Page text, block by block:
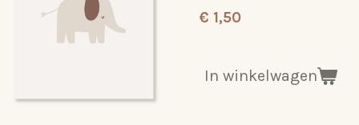
€ 1,50
In winkelwagen